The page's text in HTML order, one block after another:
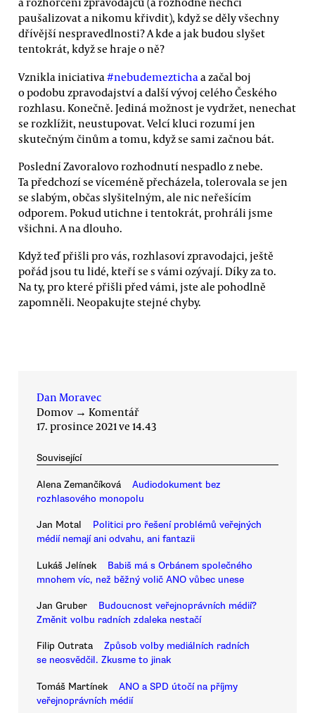
paušalizovat a nikomu křivdit), když se děly všechny
dřívější nespravedlnosti? A kde a jak budou slyšet
tentokrát, když se hraje o ně?
Vznikla iniciativa #nebudemezticha a začal boj
o podobu zpravodajství a další vývoj celého Českého
rozhlasu. Konečně. Jediná možnost je vydržet, nenechat
se rozklížit, neustupovat. Velcí kluci rozumí jen
skutečným činům a tomu, když se sami začnou bát.
Poslední Zavoralovo rozhodnutí nespadlo z nebe.
Ta předchozí se víceméně přecházela, tolerovala se jen
se slabým, občas slyšitelným, ale nic neřešícím
odporem. Pokud utichne i tentokrát, prohráli jsme
všichni. A na dlouho.
Když teď přišli pro vás, rozhlasoví zpravodajci, ještě
pořád jsou tu lidé, kteří se s vámi ozývají. Díky za to.
Na ty, pro které přišli před vámi, jste ale pohodlně
zapomněli. Neopakujte stejné chyby.
Dan Moravec
Domov → Komentář
17. prosince 2021 ve 14.43
Související
Alena Zemančíková
Audiodokument bez
rozhlasového monopolu
Jan Motal
Politici pro řešení problémů veřejných
médií nemají ani odvahu, ani fantazii
Lukáš Jelínek
Babiš má s Orbánem společného
mnohem víc, než běžný volič ANO vůbec unese
Jan Gruber
Budoucnost veřejnoprávních médií?
Změnit volbu radních zdaleka nestačí
Filip Outrata
Způsob volby mediálních radních
se neosvědčil. Zkusme to jinak
Tomáš Martínek
ANO a SPD útočí na příjmy
veřejnoprávních médií